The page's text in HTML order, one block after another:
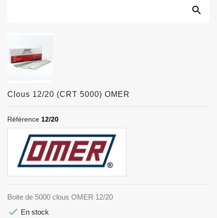
search
Clous 12/20 (CRT 5000) OMER
Référence 12/20
Boite de 5000 clous OMER 12/20
 En stock